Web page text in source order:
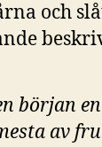
och
början
av